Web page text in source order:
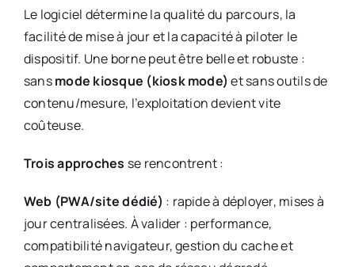
Le logiciel détermine la qualité du parcours, la
facilité de mise à jour et la capacité à piloter le
dispositif. Une borne peut être belle et robuste :
sansmode kiosque (kiosk mode) et sans outils de
contenu/mesure, l’exploitation devient vite
coûteuse.
Trois approches se rencontrent :
Web (PWA/site dédié) : rapide à déployer, mises à
jour centralisées. À valider : performance,
compatibilité navigateur, gestion du cache et